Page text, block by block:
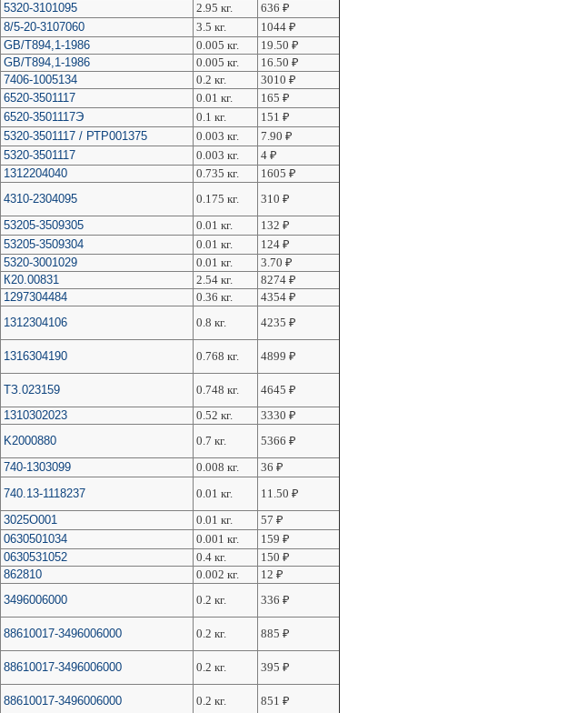
5320-3101095 2.95 кг. 636 ₽
8/5-20-3107060 3.5 кг. 1044 ₽
GB/T894,1-1986 0.005 кг. 19.50 ₽
GB/T894,1-1986 0.005 кг. 16.50 ₽
7406-1005134 0.2 кг. 3010 ₽
6520-3501117 0.01 кг. 165 ₽
6520-3501117Э 0.1 кг. 151 ₽
5320-3501117 / РТР001375 0.003 кг. 7.90 ₽
5320-3501117 0.003 кг. 4 ₽
1312204040 0.735 кг. 1605 ₽
4310-2304095 0.175 кг. 310 ₽
53205-3509305 0.01 кг. 132 ₽
53205-3509304 0.01 кг. 124 ₽
5320-3001029 0.01 кг. 3.70 ₽
К20.00831 2.54 кг. 8274 ₽
1297304484 0.36 кг. 4354 ₽
1312304106 0.8 кг. 4235 ₽
1316304190 0.768 кг. 4899 ₽
ТЗ.023159 0.748 кг. 4645 ₽
1310302023 0.52 кг. 3330 ₽
K2000880 0.7 кг. 5366 ₽
740-1303099 0.008 кг. 36 ₽
740.13-1118237 0.01 кг. 11.50 ₽
3025О001 0.01 кг. 57 ₽
0630501034 0.001 кг. 159 ₽
0630531052 0.4 кг. 150 ₽
862810 0.002 кг. 12 ₽
3496006000 0.2 кг. 336 ₽
88610017-3496006000 0.2 кг. 885 ₽
88610017-3496006000 0.2 кг. 395 ₽
88610017-3496006000 0.2 кг. 851 ₽